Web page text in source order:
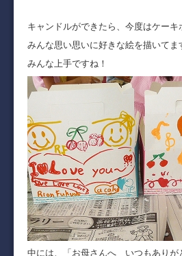
キャンドルができたら、今度はケーキ
みんな思い思いに好きな絵を描いてま
みんな上手ですね！
中には、「お母さんへ いつもありが